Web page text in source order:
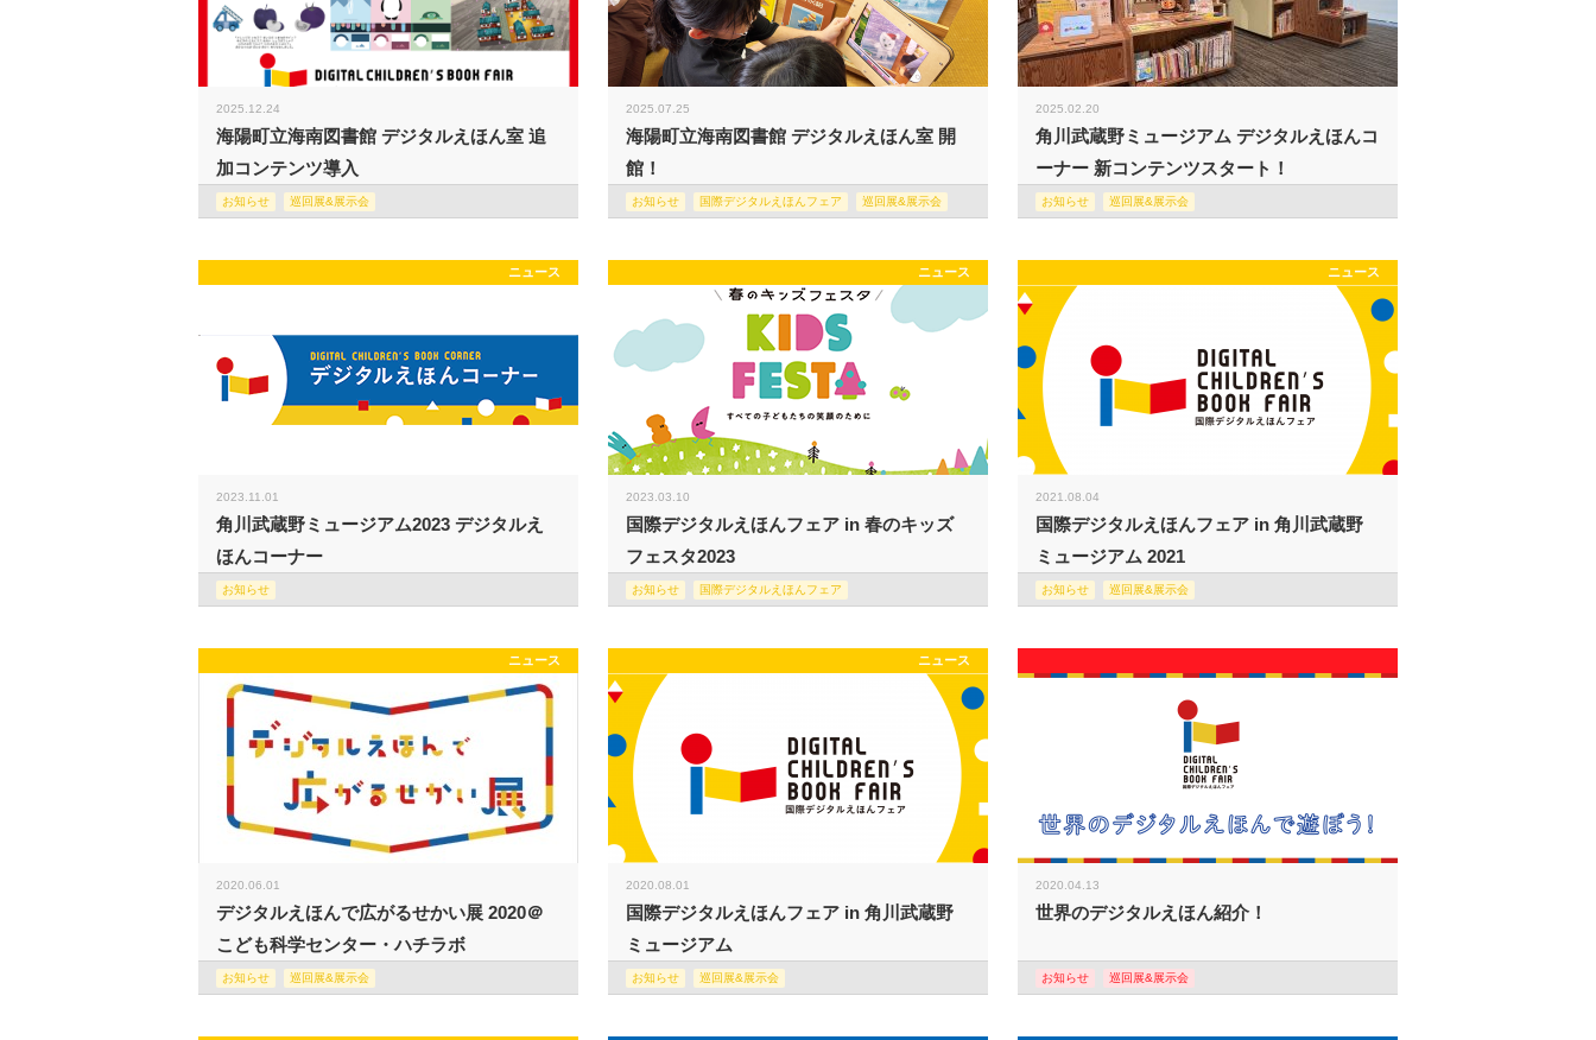
2025.12.24
海陽町立海南図書館 デジタルえほん室 追
加コンテンツ導入
お知らせ 巡回展&展示会
2025.07.25
海陽町立海南図書館 デジタルえほん室 開
館！
お知らせ 国際デジタルえほんフェア 巡回展&展示会
2025.02.20
角川武蔵野ミュージアム デジタルえほんコ
ーナー 新コンテンツスタート！
お知らせ 巡回展&展示会
ニュース
2023.11.01
角川武蔵野ミュージアム2023 デジタルえ
ほんコーナー
お知らせ
ニュース
2023.03.10
国際デジタルえほんフェア in 春のキッズ
フェスタ2023
お知らせ 国際デジタルえほんフェア
ニュース
2021.08.04
国際デジタルえほんフェア in 角川武蔵野
ミュージアム 2021
お知らせ 巡回展&展示会
ニュース
2020.06.01
デジタルえほんで広がるせかい展 2020＠
こども科学センター・ハチラボ
お知らせ 巡回展&展示会
ニュース
2020.08.01
国際デジタルえほんフェア in 角川武蔵野
ミュージアム
お知らせ 巡回展&展示会
2020.04.13
世界のデジタルえほん紹介！
お知らせ 巡回展&展示会